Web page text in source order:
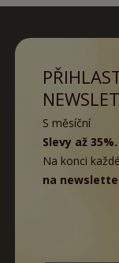
S měsíční
Slevy až 35%.
Na konci
na